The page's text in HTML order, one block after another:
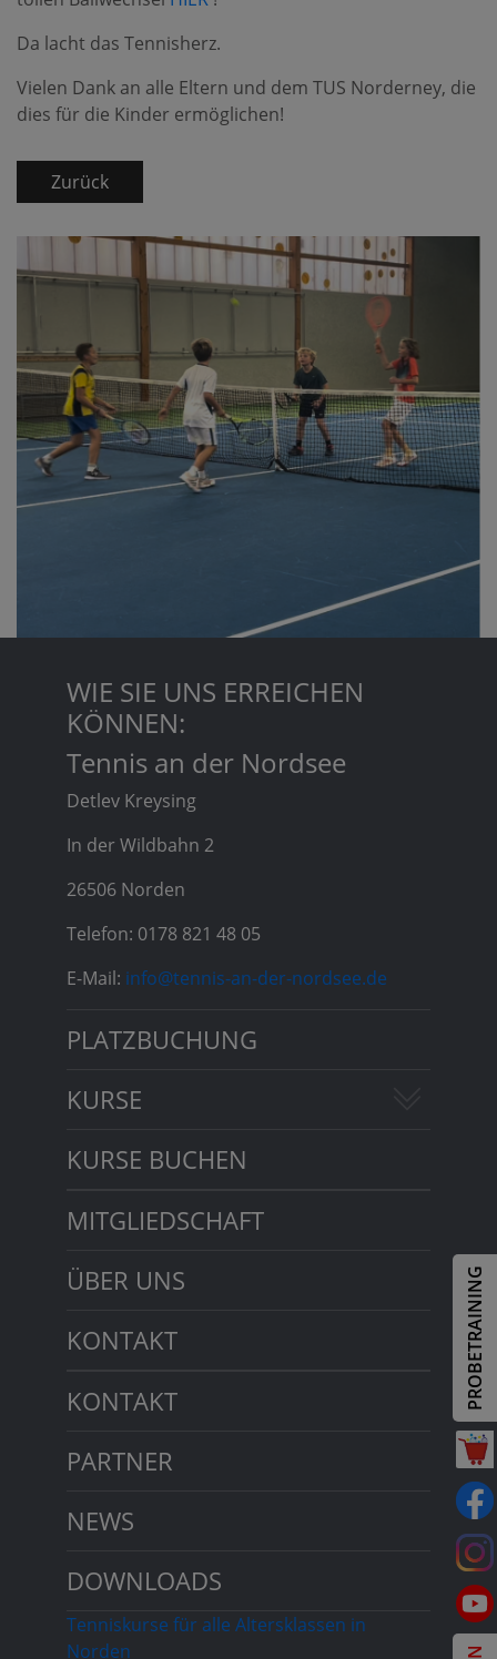
PROBETRAINING
Da lacht das Tennisherz.
Vielen Dank an alle Eltern und dem TUS Norderney, die
dies für die Kinder ermöglichen!
Zurück
WIE SIE UNS ERREICHEN
KÖNNEN:
Tennis an der Nordsee
Detlev Kreysing
In der Wildbahn 2
26506 Norden
Telefon: 0178 821 48 05
E-Mail: info@tennis-an-der-nordsee.de
PLATZBUCHUNG
KURSE
KURSE BUCHEN
MITGLIEDSCHAFT
ÜBER UNS
KONTAKT
KONTAKT
PARTNER
NEWS
DOWNLOADS
Tenniskurse für alle Altersklassen in
Norden